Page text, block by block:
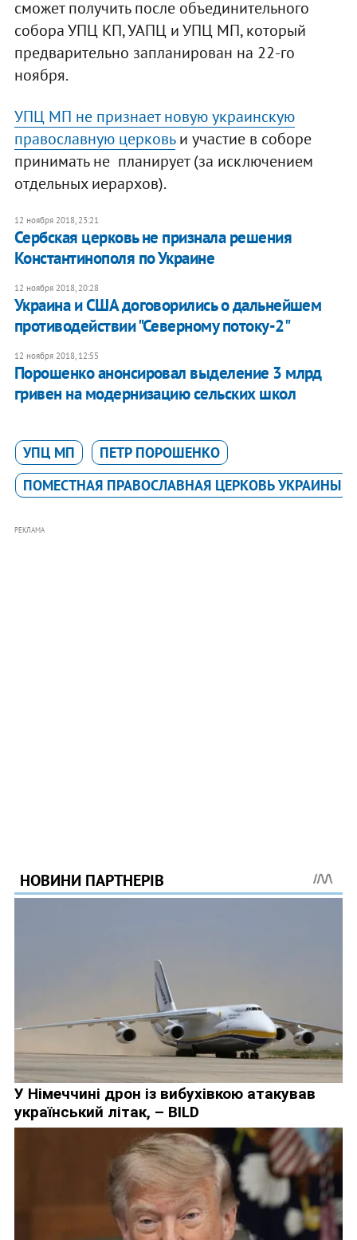
сможет получить после объединительного
собора УПЦ КП, УАПЦ и УПЦ МП, который
предварительно запланирован на 22-го
ноября.
УПЦ МП не признает новую украинскую
православную церковьи участие в соборе
принимать не планирует (за исключением
отдельных иерархов).
12 ноября 2018, 23:21
Сербская церковь не признала решения
Константинополя по Украине
12 ноября 2018, 20:28
Украина и США договорились о дальнейшем
противодействии "Северному потоку-2"
12 ноября 2018, 12:55
Порошенко анонсировал выделение 3 млрд
гривен на модернизацию сельских школ
УПЦ МП
ПЕТР ПОРОШЕНКО
ПОМЕСТНАЯ ПРАВОСЛАВНАЯ ЦЕРКОВЬ УКРАИНЫ
РЕКЛАМА